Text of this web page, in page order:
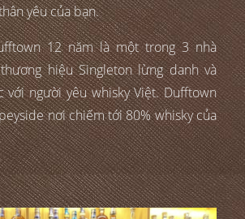
yêu của bạn.
12 năm là một trong 3 nhà
hiệu Singleton lừng danh và
với người yêu whisky Việt. Dufftown
nơi chiếm tới 80% whisky của